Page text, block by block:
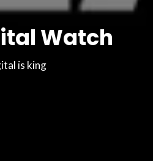
Watch
is king